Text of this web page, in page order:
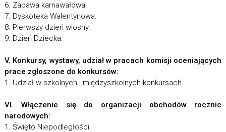
6. Zabawa karnawałowa.
7. Dyskoteka Walentynowa.
8. Pierwszy dzień wiosny.
9. Dzień Dziecka.
V. Konkursy, wystawy, udział w pracach komisji oceniających
prace zgłoszone do konkursów:
1. Udział w szkolnych i międzyszkolnych konkursach.
VI. Włączenie się do organizacji obchodów rocznic
narodowych:
1. Święto Niepodległości.